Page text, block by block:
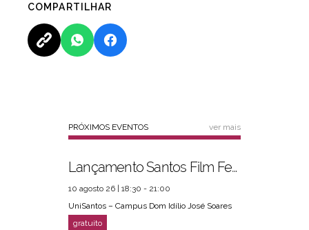
COMPARTILHAR
PRÓXIMOS EVENTOS ver mais
Lançamento Santos Film Fest
10 agosto 26 | 18:30 - 21:00
UniSantos – Campus Dom Idílio José Soares